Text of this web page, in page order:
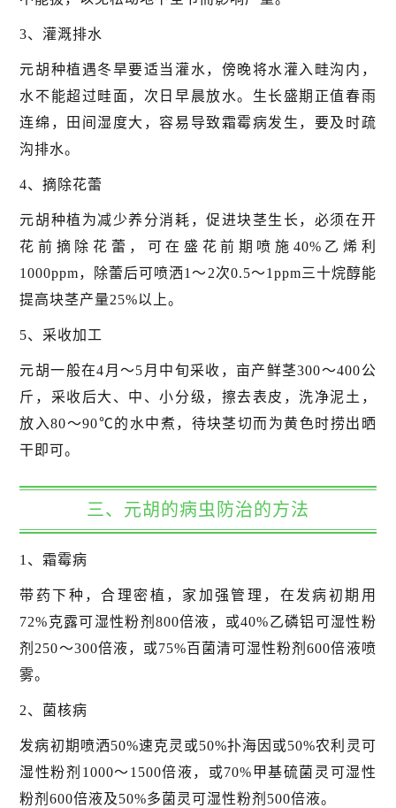
3、灌溉排水
元胡种植遇冬旱要适当灌水，傍晚将水灌入畦沟内，
水不能超过畦面，次日早晨放水。生长盛期正值春雨
连绵，田间湿度大，容易导致霜霉病发生，要及时疏
沟排水。
4、摘除花蕾
元胡种植为减少养分消耗，促进块茎生长，必须在开
花前摘除花蕾，可在盛花前期喷施40%乙烯利
1000ppm，除蕾后可喷洒1～2次0.5～1ppm三十烷醇能
提高块茎产量25%以上。
5、采收加工
元胡一般在4月～5月中旬采收，亩产鲜茎300～400公
斤，采收后大、中、小分级，擦去表皮，洗净泥土，
放入80～90℃的水中煮，待块茎切而为黄色时捞出晒
干即可。
三、元胡的病虫防治的方法
1、霜霉病
带药下种，合理密植，家加强管理，在发病初期用
72%克露可湿性粉剂800倍液，或40%乙磷铝可湿性粉
剂250～300倍液，或75%百菌清可湿性粉剂600倍液喷
雾。
2、菌核病
发病初期喷洒50%速克灵或50%扑海因或50%农利灵可
湿性粉剂1000～1500倍液，或70%甲基硫菌灵可湿性
粉剂600倍液及50%多菌灵可湿性粉剂500倍液。